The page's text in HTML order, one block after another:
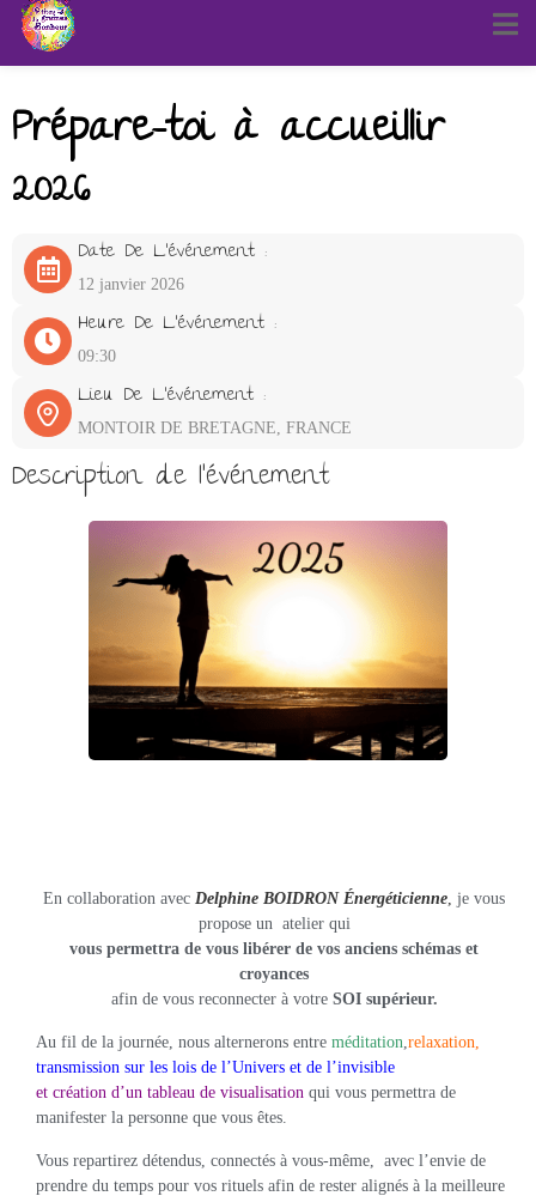
Prépare-toi à accueillir
2026
Date De L'événement :
12 janvier 2026
Heure De L'événement :
09:30
Lieu De L'événement :
MONTOIR DE BRETAGNE, FRANCE
Description de l'événement
En collaboration avec Delphine BOIDRON Énergéticienne, je vous
propose un atelier qui
vous permettra de vous libérer de vos anciens schémas et
croyances
afin de vous reconnecter à votre SOI supérieur.
Au fil de la journée, nous alternerons entre méditation,relaxation,
transmission sur les lois de l’Univers et de l’invisible
et création d’un tableau de visualisation qui vous permettra de
manifester la personne que vous êtes.
Vous repartirez détendus, connectés à vous-même, avec l’envie de
prendre du temps pour vos rituels afin de rester alignés à la meilleure